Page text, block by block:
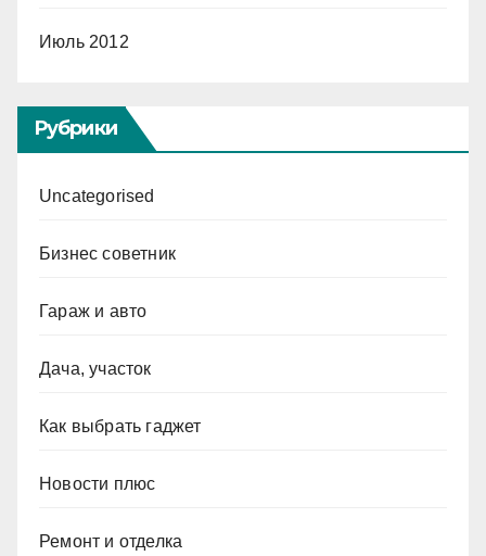
Июль 2012
Рубрики
Uncategorised
Бизнес советник
Гараж и авто
Дача, участок
Как выбрать гаджет
Новости плюс
Ремонт и отделка